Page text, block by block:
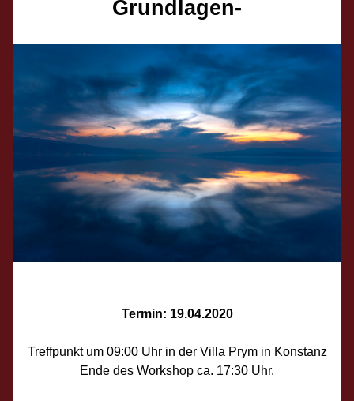
Grundlagen-
Termin: 19.04.2020
Treffpunkt um 09:00 Uhr in der Villa Prym in Konstanz
Ende des Workshop ca. 17:30 Uhr.